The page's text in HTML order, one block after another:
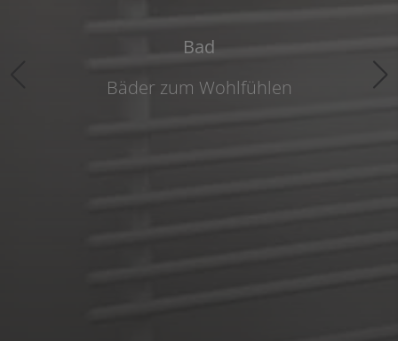
Bad
Bäder zum Wohlfühlen